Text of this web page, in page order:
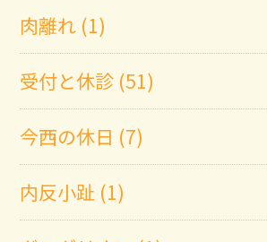
肉離れ (1)
受付と休診 (51)
今西の休日 (7)
内反小趾 (1)